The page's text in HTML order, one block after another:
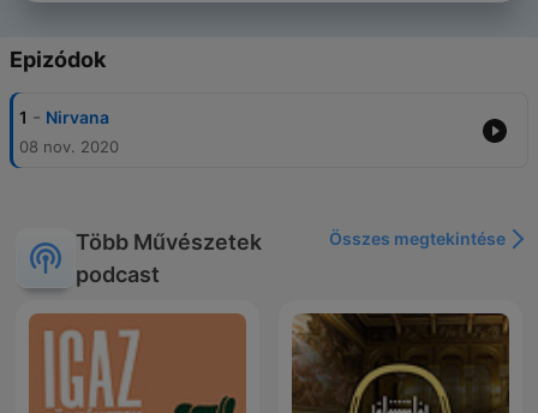
Epizódok
1 - Nirvana
08 nov. 2020
Több Művészetek
podcast
Összes megtekintése